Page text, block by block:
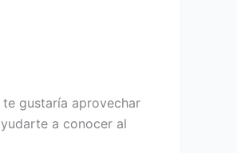
gustaría aprovechar
a conocer al